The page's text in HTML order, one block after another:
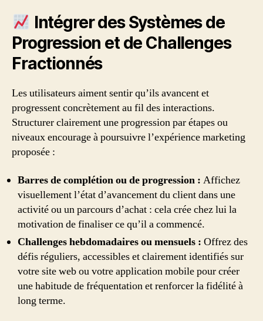
Intégrer des Systèmes de
Progression et de Challenges
Fractionnés
Les utilisateurs aiment sentir qu’ils avancent et
progressent concrètement au fil des interactions.
Structurer clairement une progression par étapes ou
niveaux encourage à poursuivre l’expérience marketing
proposée :
Barres de complétion ou de progression : Affichez
visuellement l’état d’avancement du client dans une
activité ou un parcours d’achat : cela crée chez lui la
motivation de finaliser ce qu’il a commencé.
Challenges hebdomadaires ou mensuels : Offrez des
défis réguliers, accessibles et clairement identifiés sur
votre site web ou votre application mobile pour créer
une habitude de fréquentation et renforcer la fidélité à
long terme.